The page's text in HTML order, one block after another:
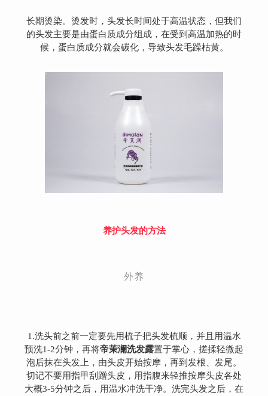
长期烫染。烫发时，头发长时间处于高温状态，但我们
的头发主要是由蛋白质成分组成，在受到高温加热的时
候，蛋白质成分就会碳化，导致头发毛躁枯黄。
养护头发的方法
外养
1.洗头前之前一定要先用梳子把头发梳顺，并且用温水
预洗1-2分钟，再将帝茉澜洗发露置于掌心，搓揉轻微起
泡后抹在头发上，由头皮开始按摩，再到发根、发尾。
切记不要用指甲刮蹭头皮，用指腹来轻推按摩头皮各处
大概3-5分钟之后，用温水冲洗干净。 洗完头发之后，在